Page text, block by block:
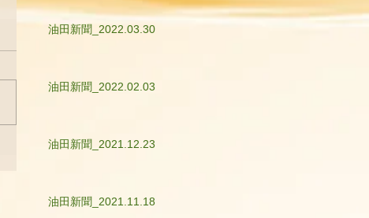
油田新聞_2022.03.30
油田新聞_2022.02.03
油田新聞_2021.12.23
油田新聞_2021.11.18